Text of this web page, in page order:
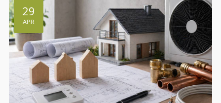
29
APR